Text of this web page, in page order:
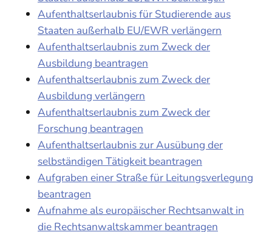
Aufenthaltserlaubnis für Studierende aus
Staaten außerhalb EU/EWR verlängern
Aufenthaltserlaubnis zum Zweck der
Ausbildung beantragen
Aufenthaltserlaubnis zum Zweck der
Ausbildung verlängern
Aufenthaltserlaubnis zum Zweck der
Forschung beantragen
Aufenthaltserlaubnis zur Ausübung der
selbständigen Tätigkeit beantragen
Aufgraben einer Straße für Leitungsverlegung
beantragen
Aufnahme als europäischer Rechtsanwalt in
die Rechtsanwaltskammer beantragen